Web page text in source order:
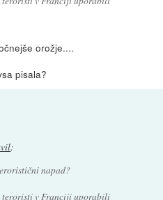
orožje....
pisala?
:
napad?
teroristi v Franciji uporabili